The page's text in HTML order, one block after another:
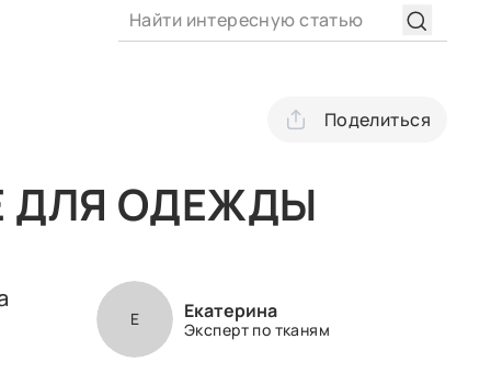
Поделиться
ДЛЯ ОДЕЖДЫ
Е Екатерина
Эксперт по тканям